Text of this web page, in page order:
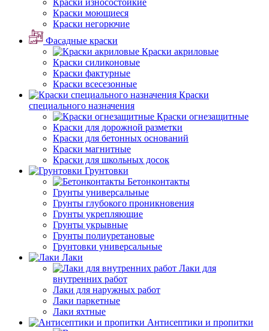
Краски износостойкие
Краски моющиеся
Краски негорючие
Фасадные краски
Краски акриловые
Краски силиконовые
Краски фактурные
Краски всесезонные
Краски
специального назначения
Краски огнезащитные
Краски для дорожной разметки
Краски для бетонных оснований
Краски магнитные
Краски для школьных досок
Грунтовки
Бетонконтакты
Грунты универсальные
Грунты глубокого проникновения
Грунты укрепляющие
Грунты укрывные
Грунты полиуретановые
Грунтовки универсальные
Лаки
Лаки для
внутренних работ
Лаки для наружных работ
Лаки паркетные
Лаки яхтные
Антисептики и пропитки